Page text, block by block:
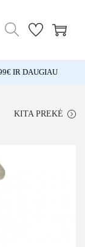
IR DAUGIAU
KITA PREKĖ